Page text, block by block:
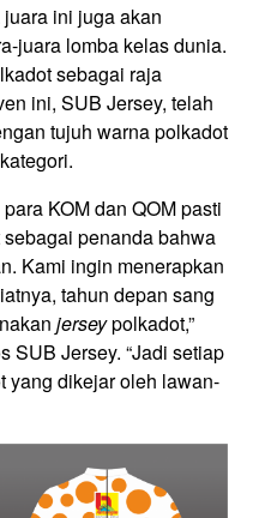
ini juga akan
juara lomba kelas dunia.
sebagai raja
ini, SUB Jersey, telah
tujuh warna polkadot
KOM dan QOM pasti
penanda bahwa
Kami ingin menerapkan
tahun depan sang
jerseypolkadot,”
SUB Jersey. “Jadi setiap
yang dikejar oleh lawan-